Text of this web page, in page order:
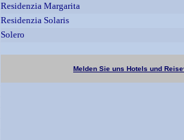
Residenzia Margarita
Residenzia Solaris
Solero
Melden Sie uns Hotels und